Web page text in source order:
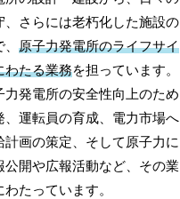
、さらには老朽化した施設の
、原子力発電所のライフサイ
わたる業務を担っています。
力発電所の安全性向上のため
、運転員の育成、電力市場へ
計画の策定、そして原子力に
公開や広報活動など、その業
たっています。